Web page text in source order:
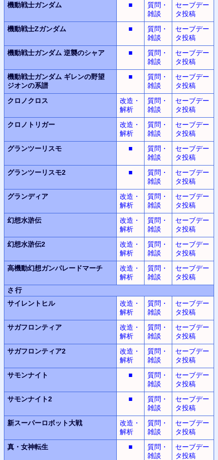
機動戦士ガンダム
■
質問・
雑談
セーブデー
タ投稿
機動戦士Zガンダム
■
質問・
雑談
セーブデー
タ投稿
機動戦士ガンダム 逆襲のシャア ■
質問・
雑談
セーブデー
タ投稿
機動戦士ガンダム ギレンの野望
ジオンの系譜
■
質問・
雑談
セーブデー
タ投稿
クロノクロス
改造・
解析
質問・
雑談
セーブデー
タ投稿
クロノトリガー
改造・
解析
質問・
雑談
セーブデー
タ投稿
グランツーリスモ
■
質問・
雑談
セーブデー
タ投稿
グランツーリスモ2
■
質問・
雑談
セーブデー
タ投稿
グランディア
改造・
解析
質問・
雑談
セーブデー
タ投稿
幻想水滸伝
改造・
解析
質問・
雑談
セーブデー
タ投稿
幻想水滸伝2
改造・
解析
質問・
雑談
セーブデー
タ投稿
高機動幻想ガンパレードマーチ
改造・
解析
質問・
雑談
セーブデー
タ投稿
さ行
サイレントヒル
改造・
解析
質問・
雑談
セーブデー
タ投稿
サガフロンティア
改造・
解析
質問・
雑談
セーブデー
タ投稿
サガフロンティア2
改造・
解析
質問・
雑談
セーブデー
タ投稿
サモンナイト
■
質問・
雑談
セーブデー
タ投稿
サモンナイト2
■
質問・
雑談
セーブデー
タ投稿
新スーパーロボット大戦
改造・
解析
質問・
雑談
セーブデー
タ投稿
真・女神転生
■
質問・
雑談
セーブデー
タ投稿